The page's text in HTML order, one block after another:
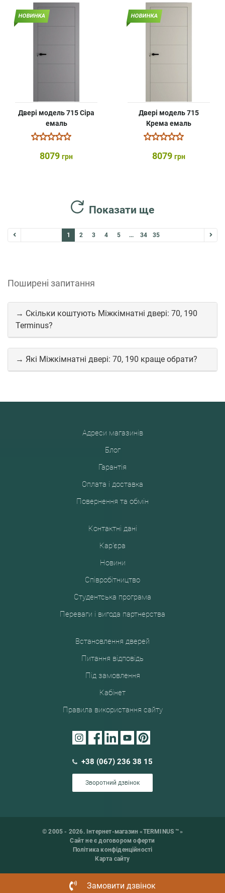
НОВИНКА
Двері модель 715 Сіра
емаль
8079 грн
НОВИНКА
Двері модель 715
Крема емаль
8079 грн
Показати ще
1 2 3 4 5 ... 34 35
Поширені запитання
→ Скільки коштують Міжкімнатні двері: 70, 190
Terminus?
→ Які Міжкімнатні двері: 70, 190 краще обрати?
Адреси магазинів
Блог
Гарантія
Оплата і доставка
Повернення та обмін
Контактні дані
Кар'єра
Новини
Співробітництво
Студентська програма
Переваги і вигода партнерства
Встановлення дверей
Питання відповідь
Під замовлення
Кабінет
Правила використання сайту
+38 (067) 236 38 15
Зворотний дзвінок
© 2005 - 2026. Інтернет-магазин «TERMINUS ™»
Сайт не є договором оферти
Політика конфіденційності
Карта сайту
Замовити дзвінок